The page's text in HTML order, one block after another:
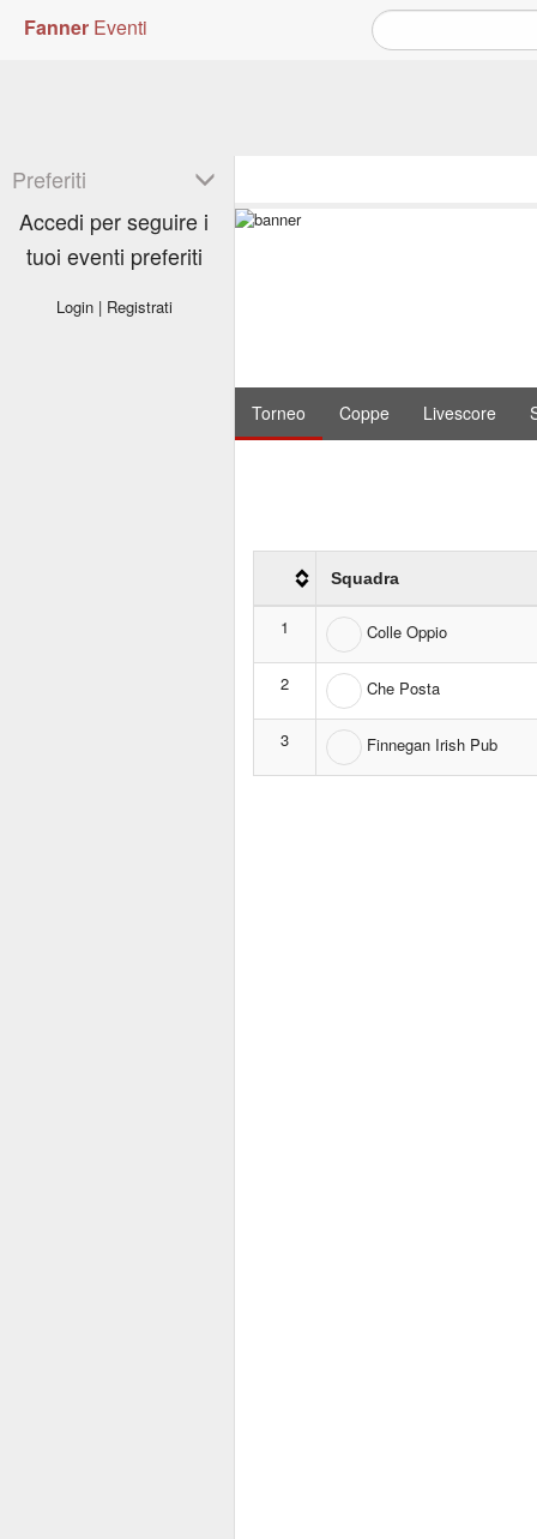
Fanner Eventi
Torneo Coppe Livescore
Squadra
1 Colle Oppio
2 Che Posta
3 Finnegan Irish Pub
Preferiti
Accedi per seguire i
tuoi eventi preferiti
Login| Registrati